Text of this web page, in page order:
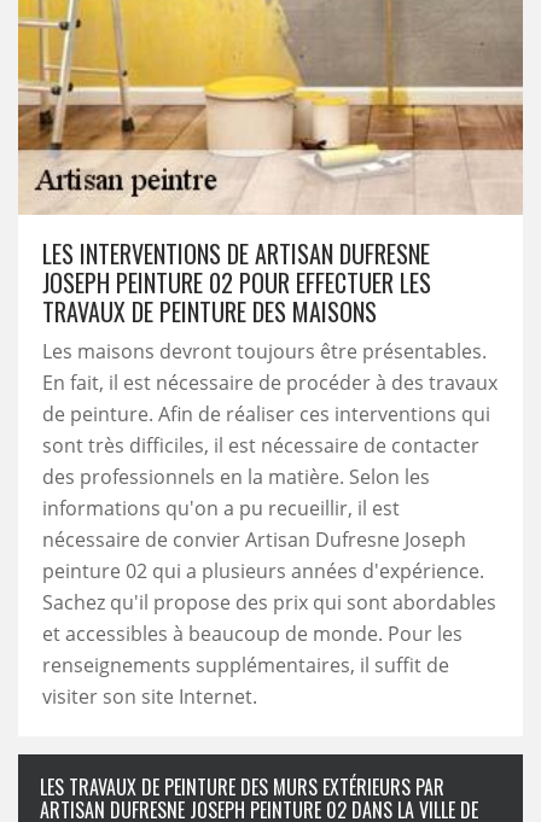
LES INTERVENTIONS DE ARTISAN DUFRESNE
JOSEPH PEINTURE 02 POUR EFFECTUER LES
TRAVAUX DE PEINTURE DES MAISONS
Les maisons devront toujours être présentables.
En fait, il est nécessaire de procéder à des travaux
de peinture. Afin de réaliser ces interventions qui
sont très difficiles, il est nécessaire de contacter
des professionnels en la matière. Selon les
informations qu'on a pu recueillir, il est
nécessaire de convier Artisan Dufresne Joseph
peinture 02 qui a plusieurs années d'expérience.
Sachez qu'il propose des prix qui sont abordables
et accessibles à beaucoup de monde. Pour les
renseignements supplémentaires, il suffit de
visiter son site Internet.
LES TRAVAUX DE PEINTURE DES MURS EXTÉRIEURS PAR
ARTISAN DUFRESNE JOSEPH PEINTURE 02 DANS LA VILLE DE